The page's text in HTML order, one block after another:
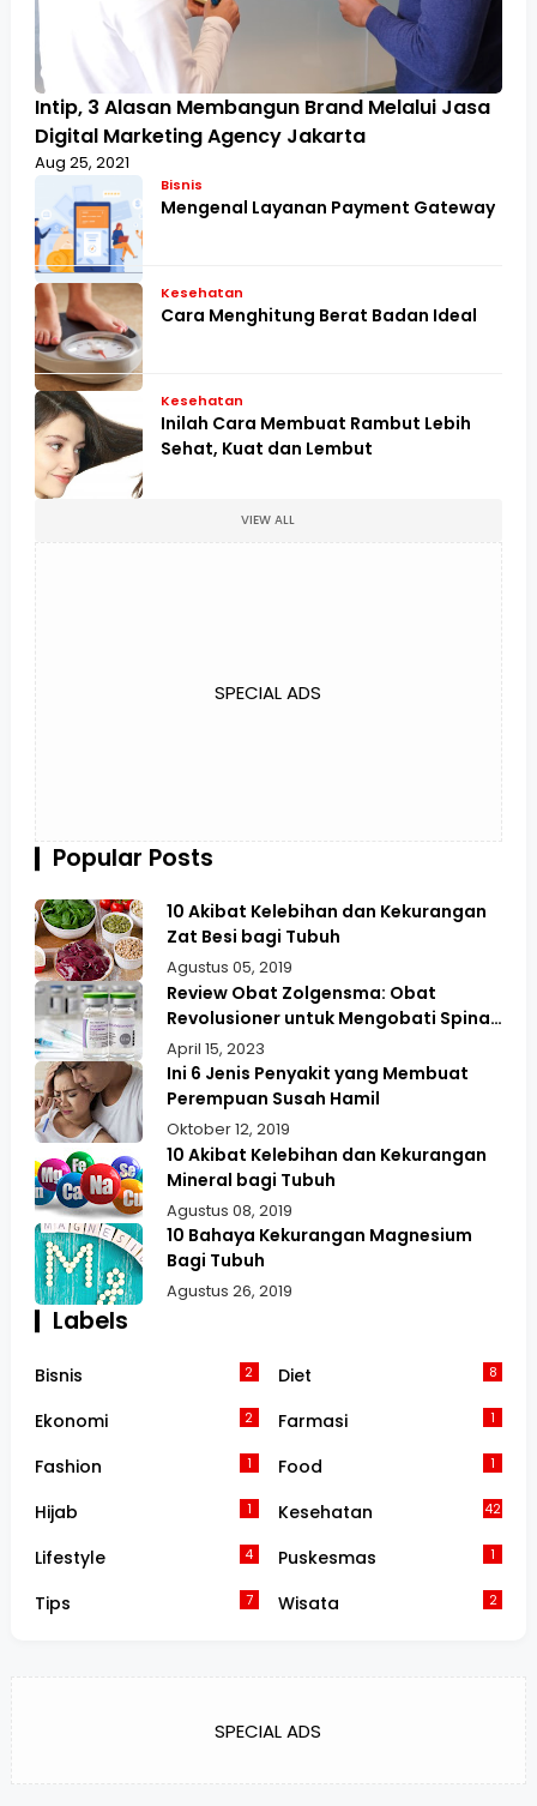
Intip, 3 Alasan Membangun Brand Melalui Jasa
Digital Marketing Agency Jakarta
Aug 25, 2021
Bisnis
Mengenal Layanan Payment Gateway
Kesehatan
Cara Menghitung Berat Badan Ideal
Kesehatan
Inilah Cara Membuat Rambut Lebih
Sehat, Kuat dan Lembut
VIEW ALL
SPECIAL ADS
Popular Posts
10 Akibat Kelebihan dan Kekurangan
Zat Besi bagi Tubuh
Agustus 05, 2019
Review Obat Zolgensma: Obat
Revolusioner untuk Mengobati Spinal
Muscular Atrophy (SMA)
April 15, 2023
Ini 6 Jenis Penyakit yang Membuat
Perempuan Susah Hamil
Oktober 12, 2019
10 Akibat Kelebihan dan Kekurangan
Mineral bagi Tubuh
Agustus 08, 2019
10 Bahaya Kekurangan Magnesium
Bagi Tubuh
Agustus 26, 2019
Labels
Bisnis 2 Diet 8
Ekonomi 2 Farmasi 1
Fashion 1 Food 1
Hijab 1 Kesehatan 42
Lifestyle 4 Puskesmas 1
Tips 7 Wisata 2
SPECIAL ADS